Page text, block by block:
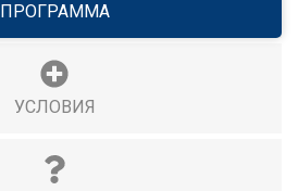
ПРОГРАММА
УСЛОВИЯ